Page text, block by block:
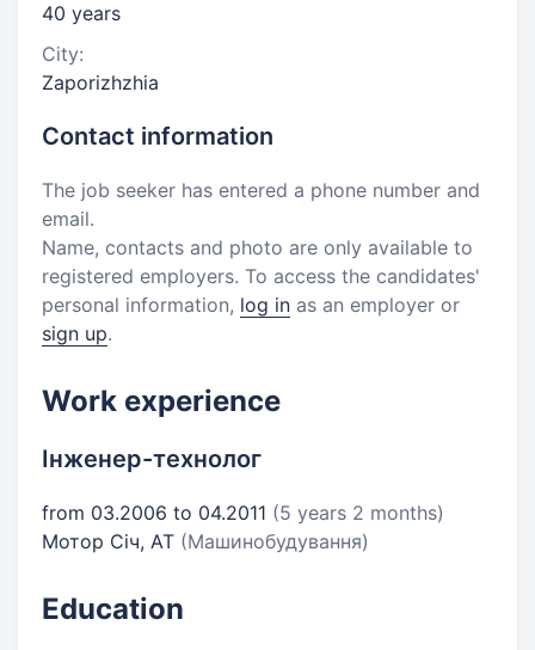
40 years
City:
Zaporizhzhia
Contact information
The job seeker has entered a phone number and
email.
Name, contacts and photo are only available to
registered employers. To access the candidates'
personal information, log in as an employer or
sign up.
Work experience
Інженер-технолог
from 03.2006 to 04.2011 (5 years 2 months)
Мотор Січ, АТ (Машинобудування)
Education